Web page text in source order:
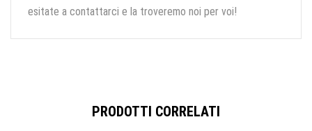
esitate a contattarci e la troveremo noi per voi!
PRODOTTI CORRELATI